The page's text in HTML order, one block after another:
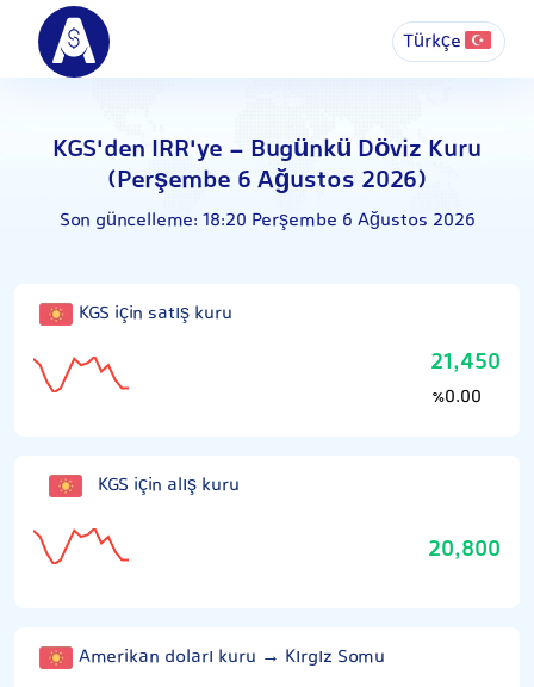
Türkçe
KGS'den IRR'ye - Bugünkü Döviz Kuru
(Perşembe 6 Ağustos 2026)
Son güncelleme: 18:20 Perşembe 6 Ağustos 2026
KGS için satış kuru
21,450
٪0.00
KGS için alış kuru
20,800
Amerikan doları kuru → Kırgız Somu